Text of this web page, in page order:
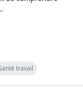
travail